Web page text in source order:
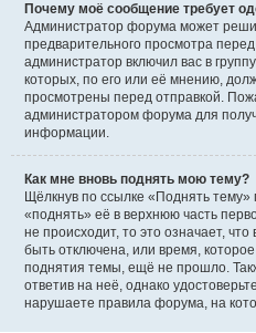
Почему моё сообщение требует
Администратор форума может
предварительного просмотра
администратор включил вас в
которых, по его или её мнению,
просмотрены перед отправкой.
администратором форума для
информации.
Как мне вновь поднять мою тему?
Щёлкнув по ссылке «Поднять
«поднять» её в верхнюю часть
не происходит, то это означает,
быть отключена, или время,
поднятия темы, ещё не прошло.
ответив на неё, однако
нарушаете правила форума, на